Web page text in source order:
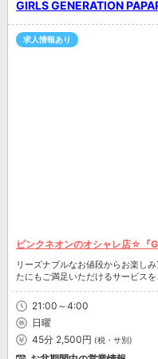
GIRLS GENERATION
求人情報あり
ピンクネオンのオシャレ店☆『
リーズナブルなお値段からお楽し
たにもご満足いただけるサービスを
21:00～4:00
日曜
45分 2,500円 (税・サ別)